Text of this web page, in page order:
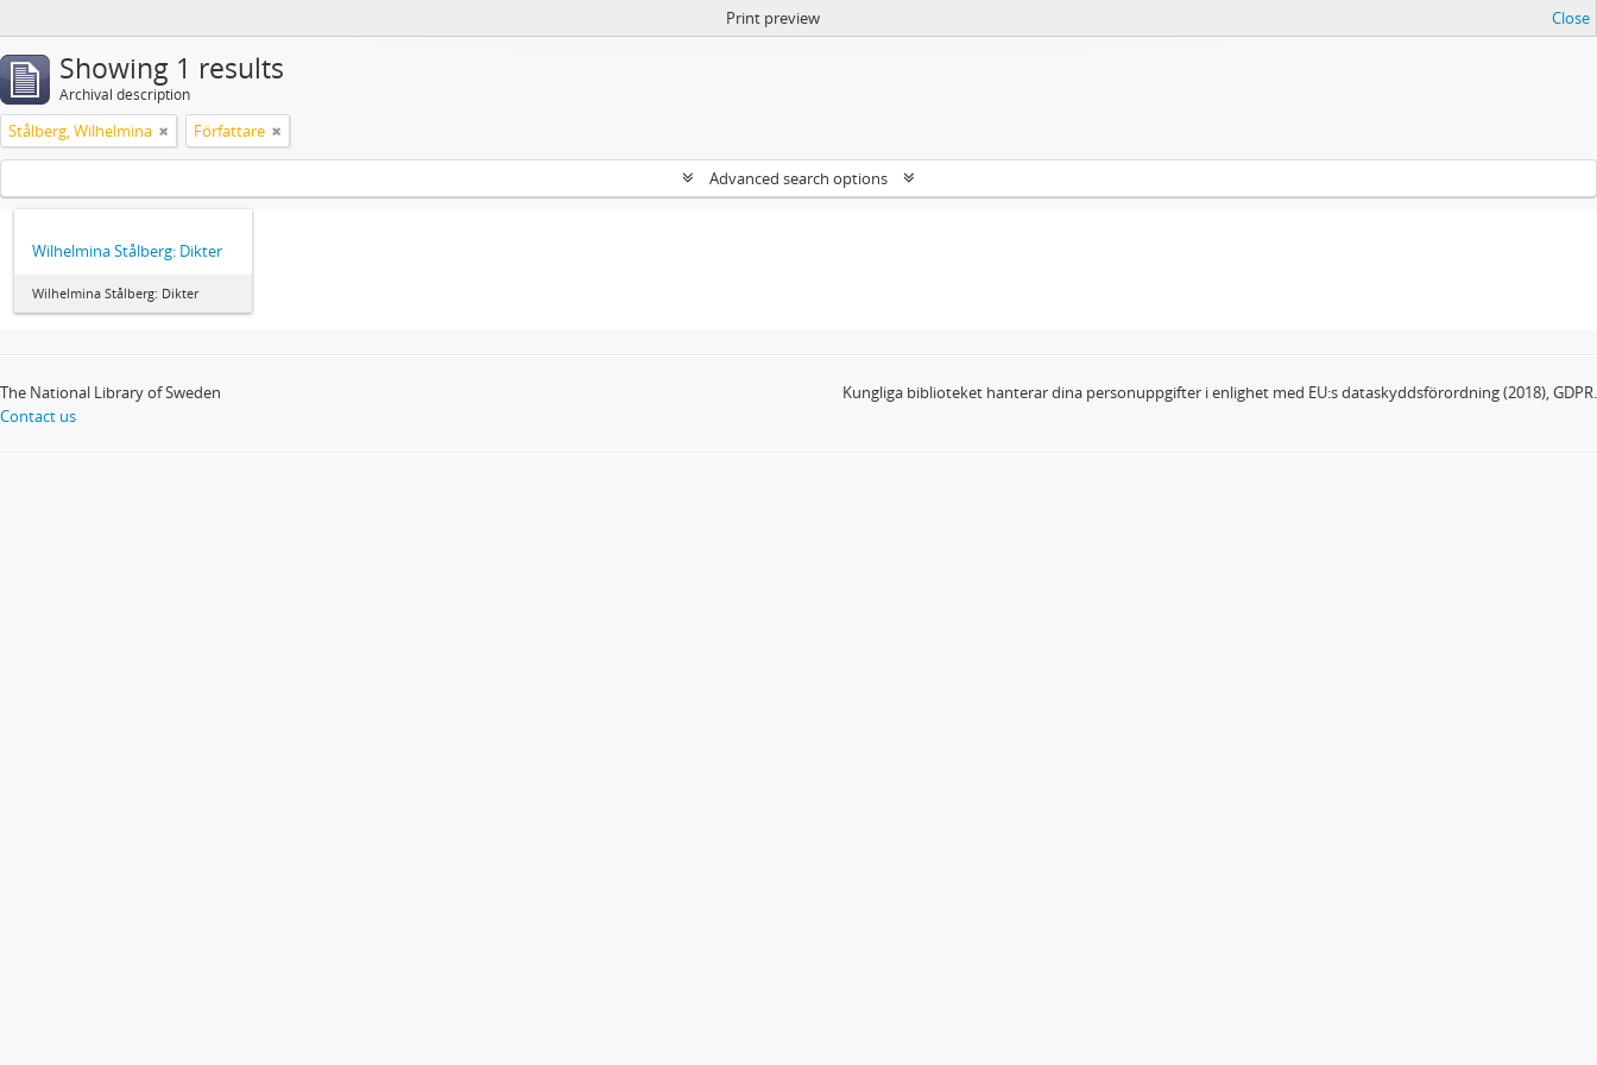
Print preview Close
Showing 1 results
Archival description
Stålberg, Wilhelmina Författare
Advanced search options
Wilhelmina Stålberg: Dikter
Wilhelmina Stålberg: Dikter
The National Library of Sweden
Contact us
Kungliga biblioteket hanterar dina personuppgifter i enlighet med EU:s dataskyddsförordning (2018), GDPR.